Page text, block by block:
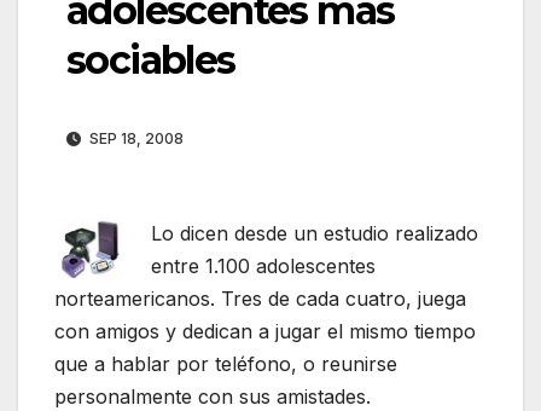
adolescentes mas
sociables
SEP 18, 2008
Lo dicen desde un estudio realizado
entre 1.100 adolescentes
norteamericanos. Tres de cada cuatro, juega
con amigos y dedican a jugar el mismo tiempo
que a hablar por teléfono, o reunirse
personalmente con sus amistades.